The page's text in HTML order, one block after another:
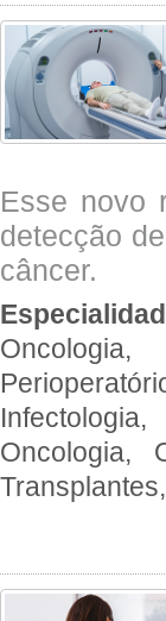
Esse novo
detecção
câncer.
Oncologia,